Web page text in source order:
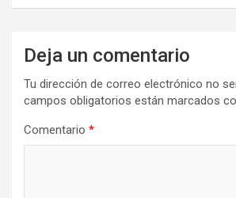
Deja un comentario
Tu dirección de correo electrónico no
campos obligatorios están marcados
Comentario *